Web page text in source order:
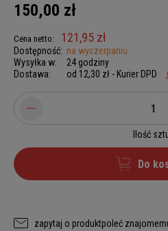
150,00 zł
Cena netto: 121,95 zł
Dostępność: na wyczerpaniu
Wysyłka w:
24 godziny
Dostawa:
od 12,30 zł - Kurier DPD
Ilość
Do
zapytaj o produktpoleć